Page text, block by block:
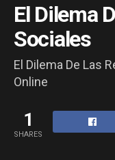
El Dilema
Sociales
El Dilema De Las
Online
1
SHARES